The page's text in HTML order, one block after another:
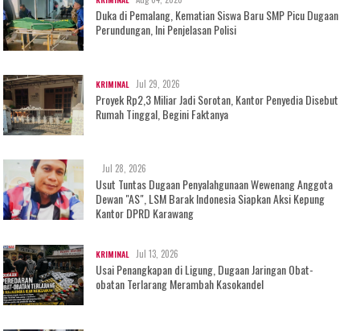
Duka di Pemalang, Kematian Siswa Baru SMP Picu Dugaan
Perundungan, Ini Penjelasan Polisi
KRIMINAL Jul 29, 2026
Proyek Rp2,3 Miliar Jadi Sorotan, Kantor Penyedia Disebut
Rumah Tinggal, Begini Faktanya
Jul 28, 2026
Usut Tuntas Dugaan Penyalahgunaan Wewenang Anggota
Dewan "AS", LSM Barak Indonesia Siapkan Aksi Kepung
Kantor DPRD Karawang
KRIMINAL Jul 13, 2026
Usai Penangkapan di Ligung, Dugaan Jaringan Obat-
obatan Terlarang Merambah Kasokandel